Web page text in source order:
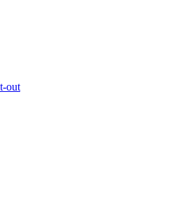
out